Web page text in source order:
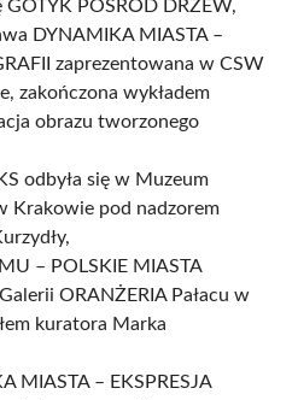
GOTYK POŚRÓD DRZEW,
DYNAMIKA MIASTA –
zaprezentowana w CSW
zakończona wykładem
obrazu tworzonego
odbyła się w Muzeum
Krakowie pod nadzorem
– POLSKIE MIASTA
ORANŻERIA Pałacu w
kuratora Marka
MIASTA – EKSPRESJA